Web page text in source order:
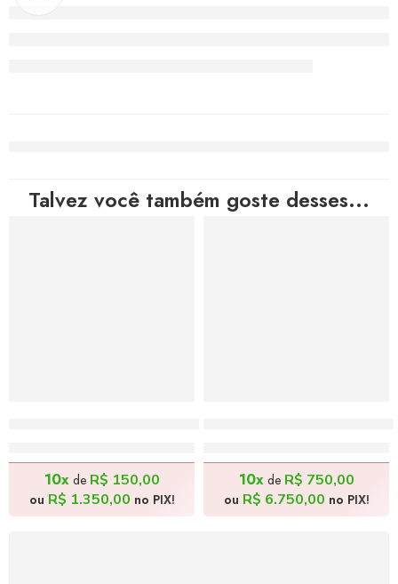
Talvez você também goste desses...
10xde R$ 150,00
ou R$ 1.350,00 no PIX!
10xde R$ 750,00
ou R$ 6.750,00 no PIX!